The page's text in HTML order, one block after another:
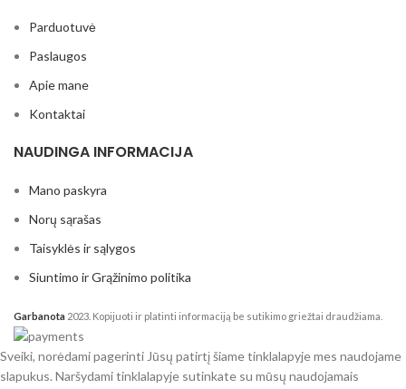
Parduotuvė
Paslaugos
Apie mane
Kontaktai
NAUDINGA INFORMACIJA
Mano paskyra
Norų sąrašas
Taisyklės ir sąlygos
Siuntimo ir Grąžinimo politika
Garbanota 2023. Kopijuoti ir platinti informaciją be sutikimo griežtai draudžiama.
Sveiki, norėdami pagerinti Jūsų patirtį šiame tinklalapyje mes naudojame
slapukus. Naršydami tinklalapyje sutinkate su mūsų naudojamais